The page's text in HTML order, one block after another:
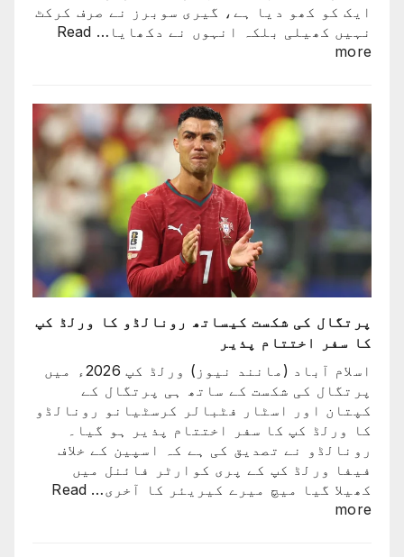
ایک کو کھو دیا ہے، گیری سوبرز نے صرف کرکٹ
نہیں کھیلی بلکہ انہوں نے دکھایا… Read
more
:
اپنے
عظیم
ترین
کھلاڑیوں
میں
ایک
کو
دیا:
اعظم
پرتگال کی شکست کیساتھ رونالڈو کا ورلڈ کپ
کا سفر اختتام پذیر
اسلام آباد (مانند نیوز) ورلڈ کپ 2026ء میں
پرتگال کی شکست کے ساتھ ہی پرتگال کے
کپتان اور اسٹار فٹبالر کرسٹیانو رونالڈو
کا ورلڈ کپ کا سفر اختتام پذیر ہو گیا۔
رونالڈو نے تصدیق کی ہے کہ اسپین کے خلاف
فیفا ورلڈ کپ کے پری کوارٹر فائنل میں
کھیلا گیا میچ میرے کیریئر کا آخری… Read
more
: